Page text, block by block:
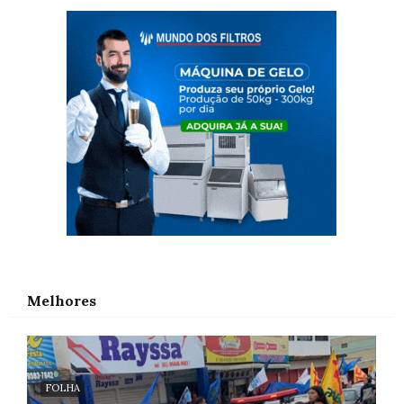
Melhores
FOLHA